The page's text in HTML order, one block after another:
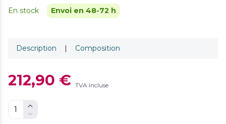
En stock Envoi en 48-72 h
Description | Composition
212,90 € TVA incluse